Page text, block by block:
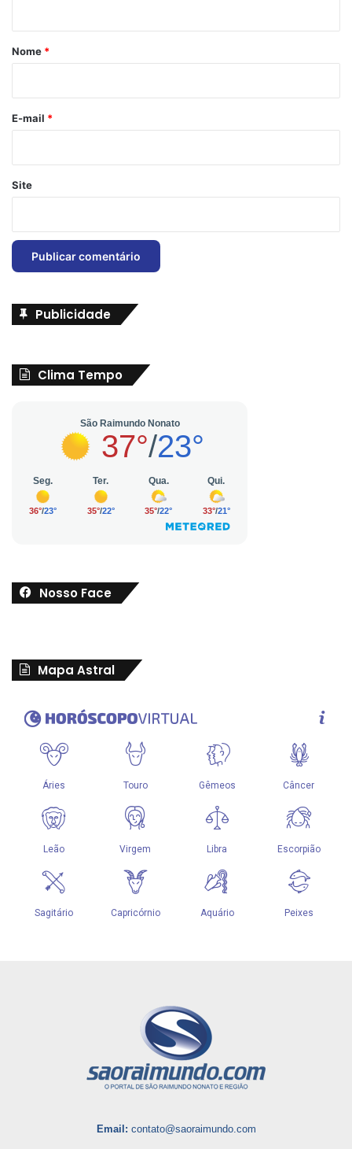
r
*
Nome *
E-mail *
Site
Publicidade
Clima Tempo
Nosso Face
Mapa Astral
Email: contato@saoraimundo.com